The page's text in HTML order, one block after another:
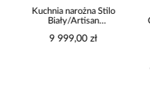
Kuchnia narożna Stilo
Biały/Artisan
9 999,00 zł